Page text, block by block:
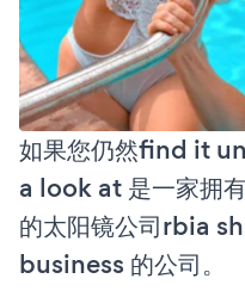
如果您仍然find it
a look at 是一家拥
的太阳镜公司rbia
business 的公司。